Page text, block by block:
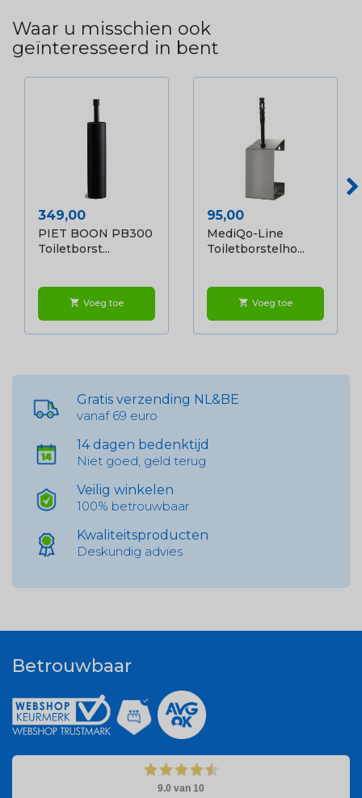
Waar u misschien ook
geïnteresseerd in bent
Prijs
349,00
PIET BOON PB300
Toiletborst...
shopping_cart Voeg toe
Prijs
95,00
MediQo-Line
Toiletborstelho...
shopping_cart Voeg toe
Gratis verzending NL&BE
vanaf 69 euro
14 dagen bedenktijd
Niet goed, geld terug
Veilig winkelen
100% betrouwbaar
Kwaliteitsproducten
Deskundig advies
Betrouwbaar